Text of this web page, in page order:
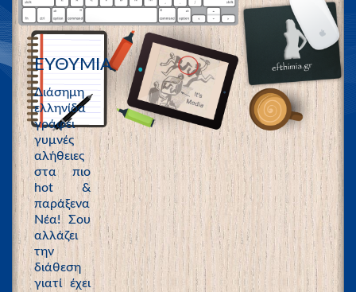
ΕΥΘΥΜΙΑ
Διάσημη
ελληνίδα
γράφει
γυμνές
αλήθειες
στα πιο
hot &
παράξενα
Νέα! Σου
αλλάζει
την
διάθεση
γιατί έχει